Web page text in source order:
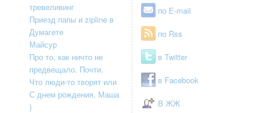
тревеливинг
Приезд папы и zipline в
Думагете
Майсур
Про то, как ничто не
предвещало. Почти.
Что люди-то творят или
С днем рождения, Маша
)
по E-mail
по Rss
в Twitter
в Facebook
В ЖЖ